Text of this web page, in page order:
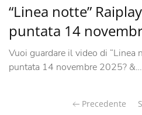
“Linea notte”
puntata 14
Vuoi guardare il video di “Linea
puntata 14 novembre 2025? &…
Precedente